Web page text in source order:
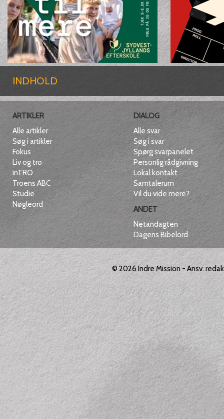
INDHOLD
ARTIKLER
Alle artikler
Søg i artikler
Fokus
Liv og tro
inTRO
Troens ABC
Studie
Nøgleord
DIALOG
Alle svar
Søg i svar
Spørg svarpanelet
Personlig rådgivning
Lokal kontakt
Samtalerum
Vil du vide mere?
ANDET
Netandagten
Dagens Bibelord
© 2026 Indre Mission- Ansv.